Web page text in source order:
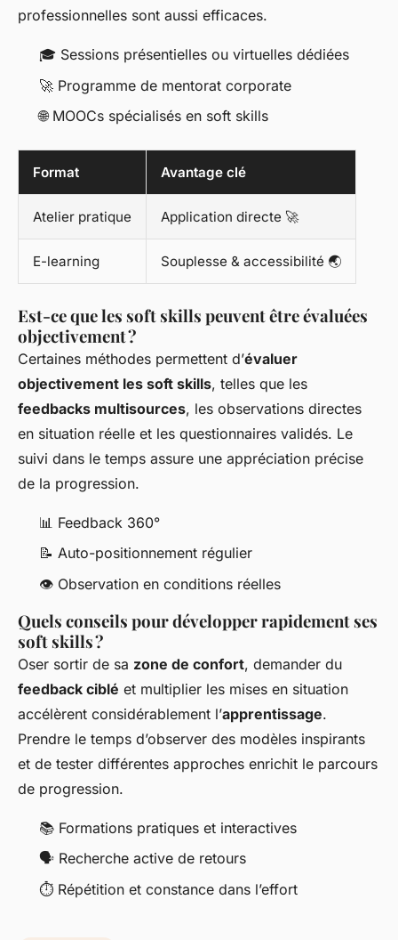
professionnelles sont aussi efficaces.
🎓 Sessions présentielles ou virtuelles dédiées
🚀 Programme de mentorat corporate
🌐 MOOCs spécialisés en soft skills
Format Avantage clé
Atelier pratique Application directe 🚀
E-learning Souplesse & accessibilité 🌏
Est-ce que les soft skills peuvent être évaluées
objectivement ?
Certaines méthodes permettent d’évaluer
objectivement les soft skills, telles que les
feedbacks multisources, les observations directes
en situation réelle et les questionnaires validés. Le
suivi dans le temps assure une appréciation précise
de la progression.
📊 Feedback 360°
📝 Auto-positionnement régulier
👁️ Observation en conditions réelles
Quels conseils pour développer rapidement ses
soft skills ?
Oser sortir de sa zone de confort, demander du
feedback ciblé et multiplier les mises en situation
accélèrent considérablement l’apprentissage.
Prendre le temps d’observer des modèles inspirants
et de tester différentes approches enrichit le parcours
de progression.
📚 Formations pratiques et interactives
🗣 Recherche active de retours
⏱ Répétition et constance dans l’effort